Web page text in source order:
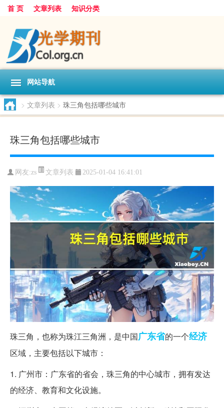
首 页 文章列表 知识分类
网站导航
> 文章列表 > 珠三角包括哪些城市
珠三角包括哪些城市
网友:zs 文章列表 2025-01-04 16:41:01
珠三角，也称为珠江三角洲，是中国广东省的一个经济
区域，主要包括以下城市：
1. 广州市：广东省的省会，珠三角的中心城市，拥有发达
的经济、教育和文化设施。